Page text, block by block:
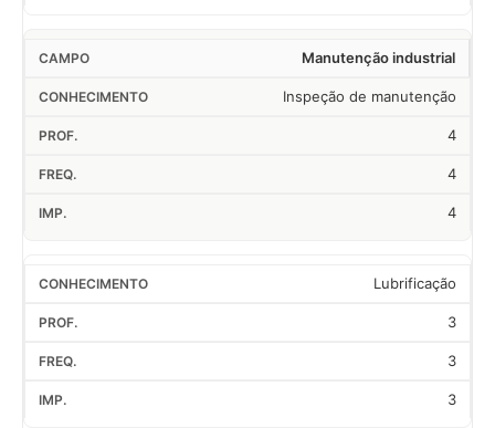
Manutenção industrial
Inspeção de manutenção
4
4
4
Lubrificação
3
3
3